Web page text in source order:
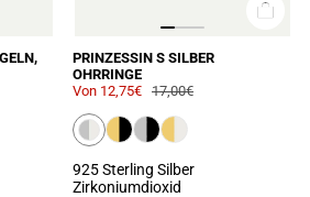
PRINZESSIN S SILBER
OHRRINGE
Von 12,75€ 17,00€
925 Sterling Silber
Zirkoniumdioxid